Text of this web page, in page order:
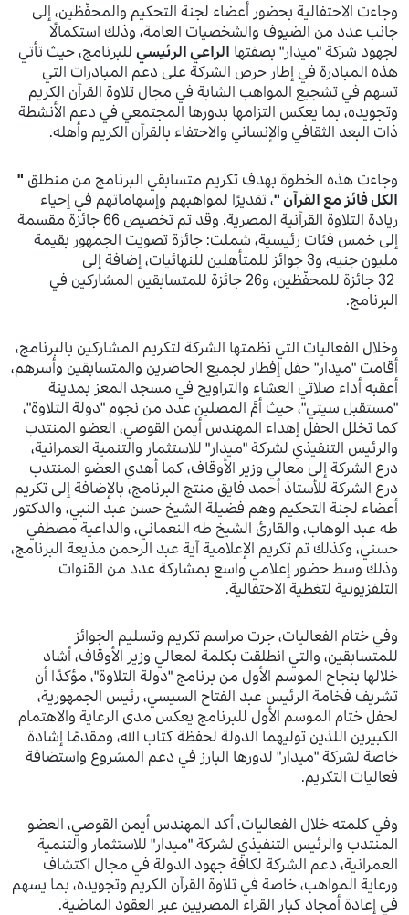
وجاءت الاحتفالية بحضور أعضاء لجنة التحكيم والمحفّظين، إلى
جانب عدد من الضيوف والشخصيات العامة، وذلك استكمالًا
لجهود شركة "ميدار" بصفتها الراعي الرئيسي للبرنامج، حيث تأتي
هذه المبادرة في إطار حرص الشركة على دعم المبادرات التي
تسهم في تشجيع المواهب الشابة في مجال تلاوة القرآن الكريم
وتجويده، بما يعكس التزامها بدورها المجتمعي في دعم الأنشطة
ذات البعد الثقافي والإنساني والاحتفاء بالقرآن الكريم وأهله.
وجاءت هذه الخطوة بهدف تكريم متسابقي البرنامج من منطلق "
الكل فائز مع القرآن "، تقديرًا لمواهبهم وإسهاماتهم في إحياء
ريادة التلاوة القرآنية المصرية. وقد تم تخصيص 66 جائزة مقسمة
إلى خمس فئات رئيسية، شملت: جائزة تصويت الجمهور بقيمة
مليون جنيه، و3 جوائز للمتأهلين للنهائيات، إضافة إلى
32 جائزة للمحفّظين، و26 جائزة للمتسابقين المشاركين في
البرنامج.
وخلال الفعاليات التي نظمتها الشركة لتكريم المشاركين بالبرنامج،
أقامت "ميدار" حفل إفطار لجميع الحاضرين والمتسابقين وأسرهم،
أعقبه أداء صلاتي العشاء والتراويح في مسجد المعز بمدينة
"مستقبل سيتي"، حيث أمَّ المصلين عدد من نجوم "دولة التلاوة"،
كما تخلل الحفل إهداء المهندس أيمن القوصي، العضو المنتدب
والرئيس التنفيذي لشركة "ميدار" للاستثمار والتنمية العمرانية،
درع الشركة إلى معالي وزير الأوقاف، كما أهدي العضو المنتدب
درع الشركة للأستاذ أحمد فايق منتج البرنامج، بالإضافة إلى تكريم
أعضاء لجنة التحكيم وهم فضيلة الشيخ حسن عبد النبي، والدكتور
طه عبد الوهاب، والقارئ الشيخ طه النعماني، والداعية مصطفي
حسني، وكذلك تم تكريم الإعلامية آية عبد الرحمن مذيعة البرنامج،
وذلك وسط حضور إعلامي واسع بمشاركة عدد من القنوات
التلفزيونية لتغطية الاحتفالية.
وفي ختام الفعاليات، جرت مراسم تكريم وتسليم الجوائز
للمتسابقين، والتي انطلقت بكلمة لمعالي وزير الأوقاف، أشاد
خلالها بنجاح الموسم الأول من برنامج "دولة التلاوة"، مؤكدًا أن
تشريف فخامة الرئيس عبد الفتاح السيسي، رئيس الجمهورية،
لحفل ختام الموسم الأول للبرنامج يعكس مدى الرعاية والاهتمام
الكبيرين اللذين توليهما الدولة لحفظة كتاب الله، ومقدمًا إشادة
خاصة لشركة "ميدار" لدورها البارز في دعم المشروع واستضافة
فعاليات التكريم.
وفي كلمته خلال الفعاليات، أكد المهندس أيمن القوصي، العضو
المنتدب والرئيس التنفيذي لشركة "ميدار" للاستثمار والتنمية
العمرانية، دعم الشركة لكافة جهود الدولة في مجال اكتشاف
ورعاية المواهب، خاصة في تلاوة القرآن الكريم وتجويده، بما يسهم
في إعادة أمجاد كبار القراء المصريين عبر العقود الماضية.